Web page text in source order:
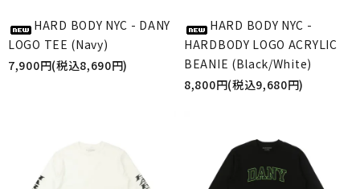
HARD BODY NYC - DANY
LOGO TEE (Navy)
7,900円(税込8,690円)
HARD BODY NYC -
HARDBODY LOGO ACRYLIC
BEANIE (Black/White)
8,800円(税込9,680円)